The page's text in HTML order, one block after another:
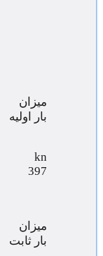
میزان
بار اولیه
kn
397
میزان
بار ثابت